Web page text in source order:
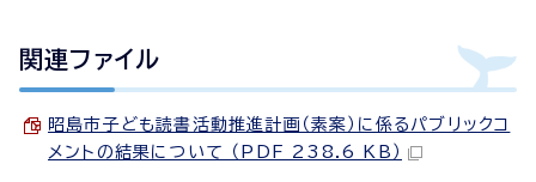
関連ファイル
昭島市子ども読書活動推進計画（素案）に係るパブリックコ
メントの結果について （PDF 238.6 KB）